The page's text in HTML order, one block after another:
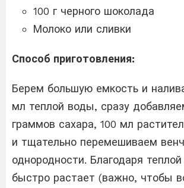
100 г черного шоколада
Молоко или сливки
Способ приготовления:
Берем большую емкость и
мл теплой воды, сразу
граммов сахара, 100 мл
и тщательно перемешиваем
однородности. Благодаря
быстро растает (важно, чтобы